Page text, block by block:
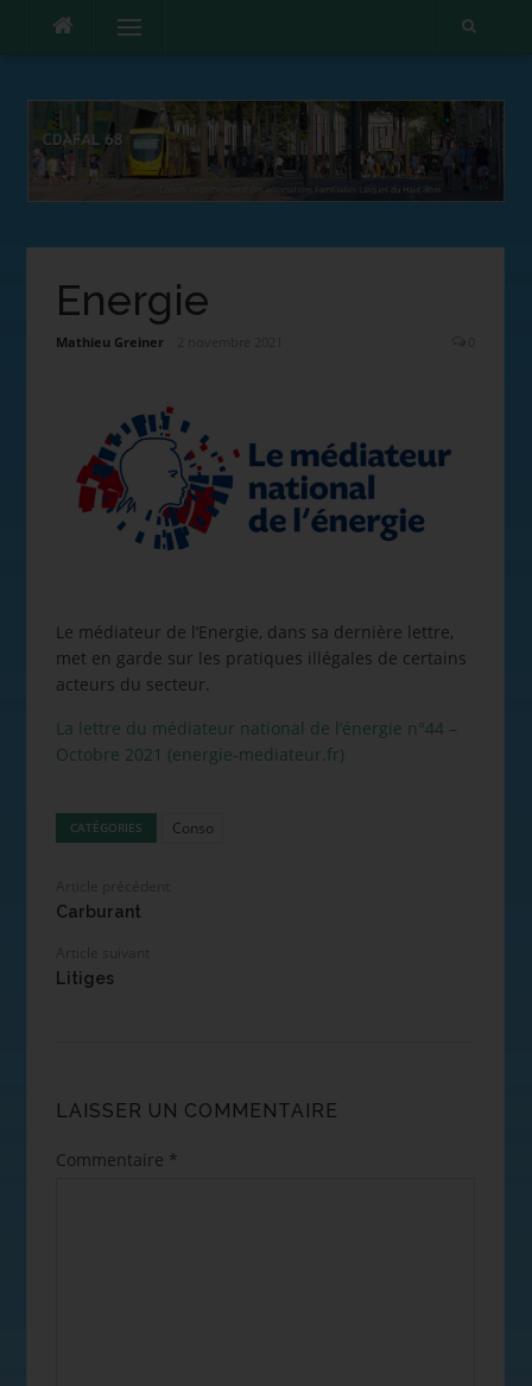
Menu
Energie
Mathieu Greiner
Le médiateur de l’Energie, dans sa dernière lettre,
met en garde sur les pratiques illégales de certains
acteurs du secteur.
La lettre du médiateur national de l’énergie n°44 –
Octobre 2021 (energie-mediateur.fr)
CATÉGORIES Conso
Carburant
Litiges
LAISSER UN COMMENTAIRE
Commentaire *